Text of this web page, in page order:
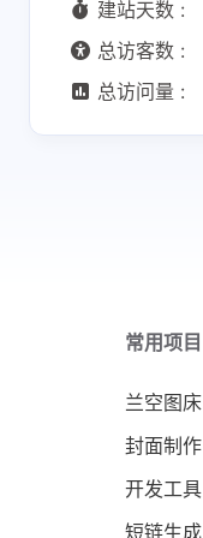
建站天数 :
总访客数 :
总访问量 :
常用项目
兰空图床
封面制作
开发工具
短链生成